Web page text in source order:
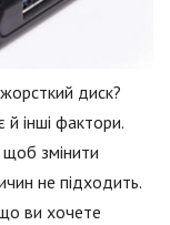
диск?
інші фактори.
змінити
не підходить.
ви хочете